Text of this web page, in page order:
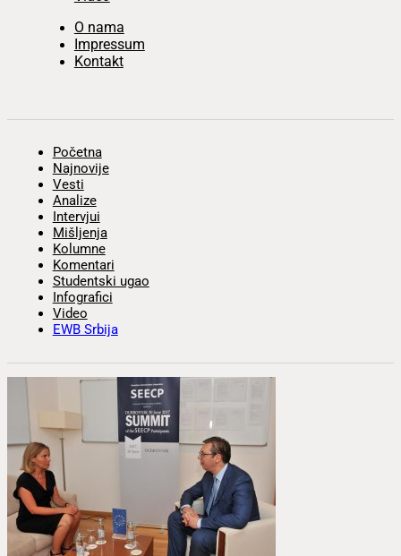
O nama
Impressum
Kontakt
Početna
Najnovije
Vesti
Analize
Intervjui
Mišljenja
Kolumne
Komentari
Studentski ugao
Infografici
Video
EWB Srbija